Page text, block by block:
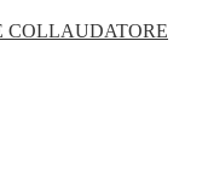
COLLAUDATORE